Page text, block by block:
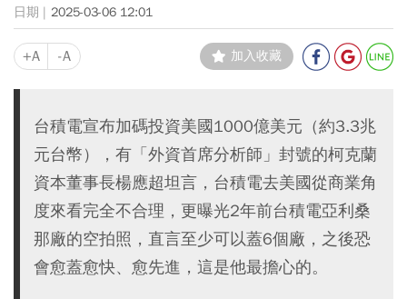
2025-03-06 12:01
+A -A 加入收藏
台積電宣布加碼投資美國1000億美元（約3.3兆
元台幣），有「外資首席分析師」封號的柯克蘭
資本董事長楊應超坦言，台積電去美國從商業角
度來看完全不合理，更曝光2年前台積電亞利桑
那廠的空拍照，直言至少可以蓋6個廠，之後恐
會愈蓋愈快、愈先進，這是他最擔心的。